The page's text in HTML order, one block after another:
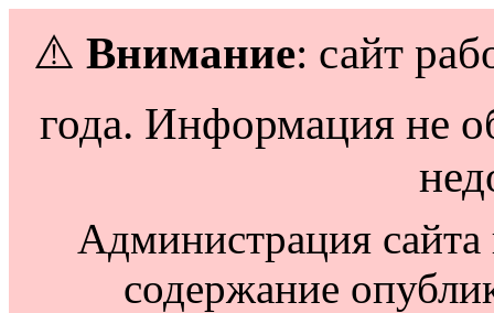
⚠️ Внимание: сайт
года. Информация не
Администрация сайта
содержание